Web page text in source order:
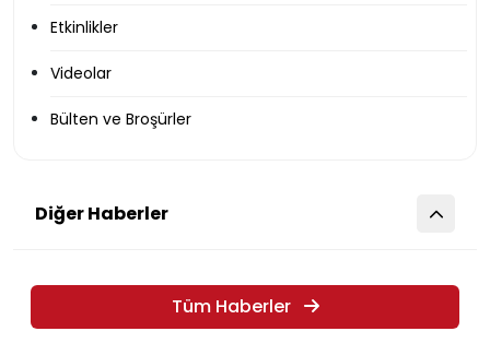
Etkinlikler
Videolar
Bülten ve Broşürler
Diğer Haberler
Tüm Haberler